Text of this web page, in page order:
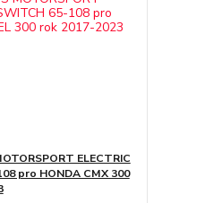
ELECTRIC
pro HONDA CMX 300